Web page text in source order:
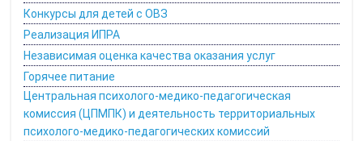
Конкурсы для детей с ОВЗ
Реализация ИПРА
Независимая оценка качества оказания услуг
Горячее питание
Центральная психолого-медико-педагогическая
комиссия (ЦПМПК) и деятельность территориальных
психолого-медико-педагогических комиссий